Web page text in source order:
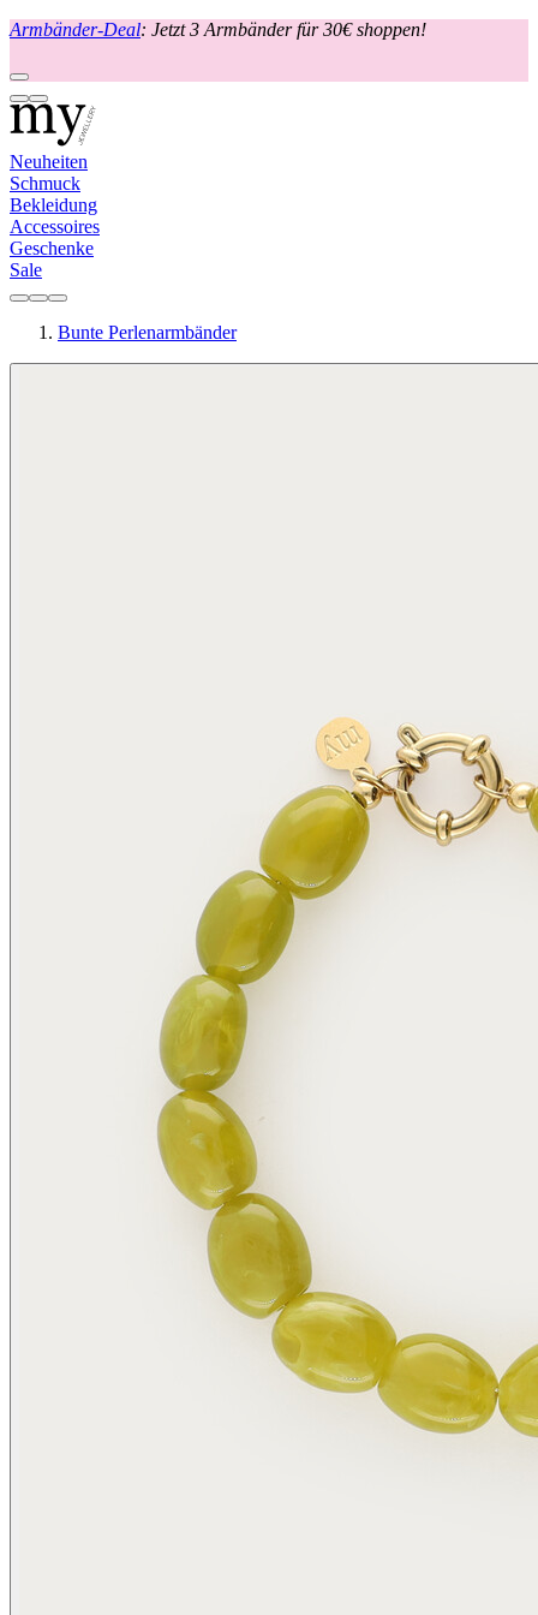
Armbänder-Deal: Jetzt 3 Armbänder für 30€ shoppen!
Neuheiten
Schmuck
Bekleidung
Accessoires
Geschenke
Sale
Bunte Perlenarmbänder